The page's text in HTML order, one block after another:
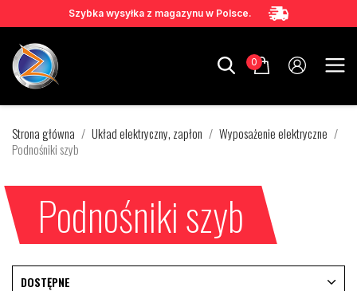
Szybka wysyłka z magazynu w Polsce.
0
Strona główna Układ elektryczny, zapłon
Wyposażenie elektryczne
Podnośniki szyb
Podnośniki szyb
DOSTĘPNE